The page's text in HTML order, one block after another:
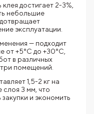
достигает 2-3%,
небольшие
эксплуатации.
— подходит
от +5°C до +30°C,
в различных
помещений.
1,5-2 кг на
слоя 3 мм, что
и экономить